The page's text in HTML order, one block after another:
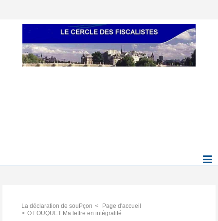
La déclaration de souPçon
Page d'accueil
O FOUQUET Ma lettre en intégralité